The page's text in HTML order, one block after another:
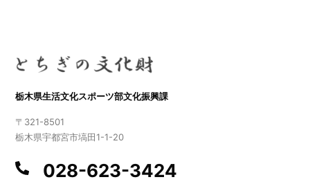
栃木県生活文化スポーツ部文化振興課
〒321-8501
栃木県宇都宮市塙田1-1-20
028-623-3424